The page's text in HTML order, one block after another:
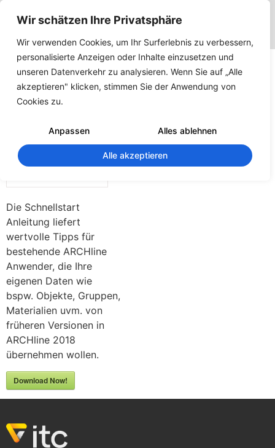
Wir schätzen Ihre Privatsphäre
Wir verwenden Cookies, um Ihr Surferlebnis zu verbessern,
personalisierte Anzeigen oder Inhalte einzusetzen und
unseren Datenverkehr zu analysieren. Wenn Sie auf „Alle
akzeptieren" klicken, stimmen Sie der Anwendung von
Cookies zu.
Anpassen Alles ablehnen
Alle akzeptieren
Dokumentation
– ARCHline
2018 –
Schnellstart
Die Schnellstart
Anleitung liefert
wertvolle Tipps für
bestehende ARCHline
Anwender, die Ihre
eigenen Daten wie
bspw. Objekte, Gruppen,
Materialien uvm. von
früheren Versionen in
ARCHline 2018
übernehmen wollen.
Download Now!